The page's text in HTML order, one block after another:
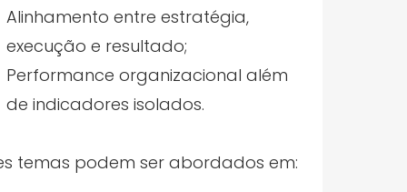
Alinhamento entre estratégia,
execução e resultado;
Performance organizacional além
de indicadores isolados.
temas podem ser abordados em: